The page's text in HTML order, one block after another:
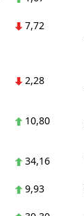
7,72
2,28
10,80
34,16
9,93